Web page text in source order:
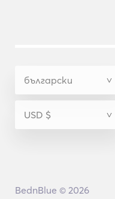
BednBlue © 2026